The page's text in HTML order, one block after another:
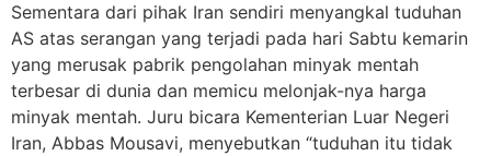
Sementara dari pihak Iran sendiri menyangkal tuduhan
AS atas serangan yang terjadi pada hari Sabtu kemarin
yang merusak pabrik pengolahan minyak mentah
terbesar di dunia dan memicu melonjak-nya harga
minyak mentah. Juru bicara Kementerian Luar Negeri
Iran, Abbas Mousavi, menyebutkan “tuduhan itu tidak